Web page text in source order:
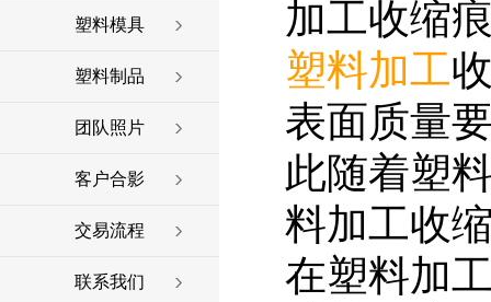
塑料模具
塑料制品
团队照片
客户合影
交易流程
联系我们
加工收缩
塑料加工
表面质量
此随着塑
料加工收
在塑料加